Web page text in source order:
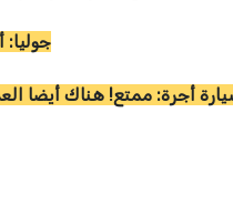
جوليا:
أجرة: ممتع! هناك أيضا